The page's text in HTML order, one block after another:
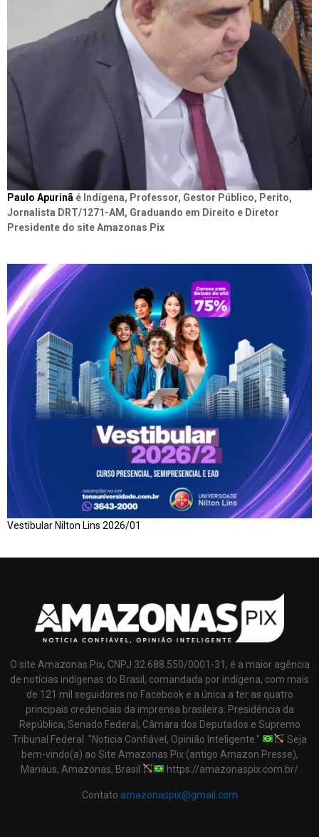
Paulo Apurinã é Indígena, Professor, Gestor Público, Perito,
Jornalista DRT/1271-AM, Graduando em Direito e Diretor
Presidente do site Amazonas Pix
Vestibular Nilton Lins 2026/01
O site Amazonas Pix, CNPJ 32.688.550/0001-31, é a maior agência
de notícias indígenas do Brasil, comandada por indígena, com mais
de 121 mil seguidores no Facebook e a única a ter as quatro
principais credenciais da imprensa brasileira: Presidência da
República, Senado Federal, Câmara dos Deputados e Supremo
Tribunal Federal. "Noticia Confiável, Opinião Inteligente."
Seja
bem-vindo(a) ao Site Amazonas Pix (antigo Amazon Presse),
Manaus, Amazonas, Brasil
https://amazonaspix.com.br/
Contato amazonaspix@gmail.com